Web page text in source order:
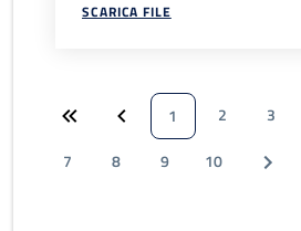
SCARICA FILE
1 2 3
7
8 9 10